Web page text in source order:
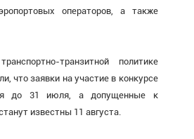
операторов, а также
транзитной политике
что заявки на участие в конкурсе
до 31 июля, а допущенные к
известны 11 августа.